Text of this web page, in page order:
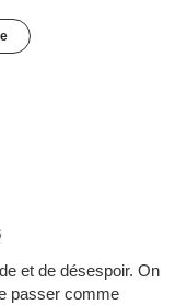
et de désespoir. On
passer comme